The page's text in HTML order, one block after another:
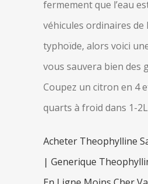
fermement que l’eau
véhicules ordinaires de
typhoïde, alors voici
vous sauvera bien des
Coupez un citron en 4
quarts à froid dans 1-
Acheter Theophylline
| Generique